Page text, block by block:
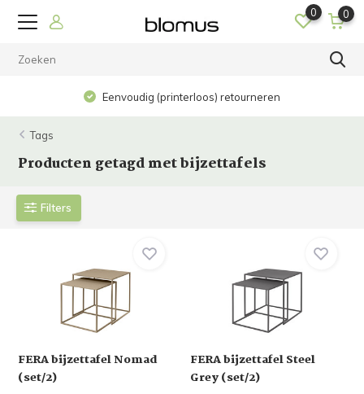
0 0
Eenvoudig (printerloos) retourneren
Tags
Producten getagd met bijzettafels
Filters
FERA bijzettafel Nomad
(set/2)
FERA bijzettafel Steel
Grey (set/2)